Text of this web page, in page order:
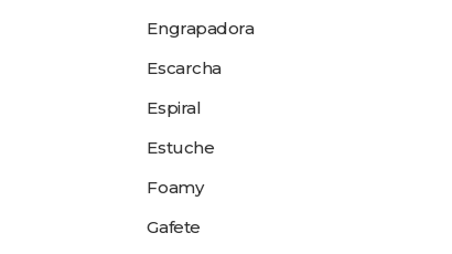
Engrapadora
Escarcha
Espiral
Estuche
Foamy
Gafete